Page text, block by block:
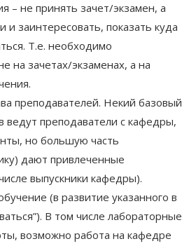
– не принять зачет/экзамен, а
и заинтересовать, показать куда
Т.е. необходимо
на зачетах/экзаменах, а на
преподавателей. Некий базовый
ведут преподаватели с кафедры,
но большую часть
дают привлеченные
выпускники кафедры).
(в развитие указанного в
В том числе лабораторные
возможно работа на кафедре